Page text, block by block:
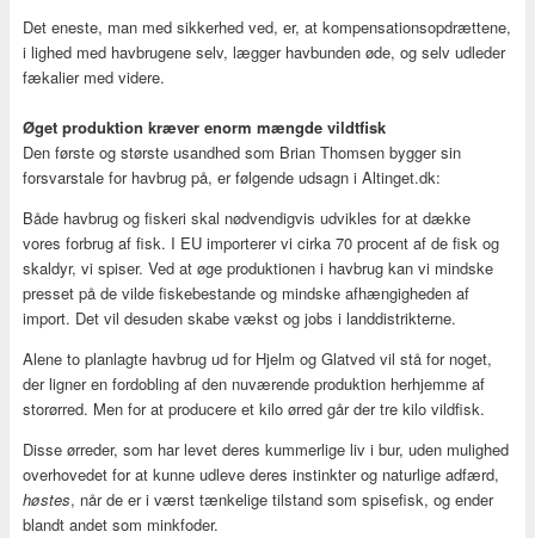
Det eneste, man med sikkerhed ved, er, at kompensationsopdrættene,
i lighed med havbrugene selv, lægger havbunden øde, og selv udleder
fækalier med videre.
Øget produktion kræver enorm mængde vildtfisk
Den første og største usandhed som Brian Thomsen bygger sin
forsvarstale for havbrug på, er følgende udsagn i Altinget.dk:
Både havbrug og fiskeri skal nødvendigvis udvikles for at dække
vores forbrug af fisk. I EU importerer vi cirka 70 procent af de fisk og
skaldyr, vi spiser. Ved at øge produktionen i havbrug kan vi mindske
presset på de vilde fiskebestande og mindske afhængigheden af
import. Det vil desuden skabe vækst og jobs i landdistrikterne.
Alene to planlagte havbrug ud for Hjelm og Glatved vil stå for noget,
der ligner en fordobling af den nuværende produktion herhjemme af
storørred. Men for at producere et kilo ørred går der tre kilo vildfisk.
Disse ørreder, som har levet deres kummerlige liv i bur, uden mulighed
overhovedet for at kunne udleve deres instinkter og naturlige adfærd,
høstes, når de er i værst tænkelige tilstand som spisefisk, og ender
blandt andet som minkfoder.